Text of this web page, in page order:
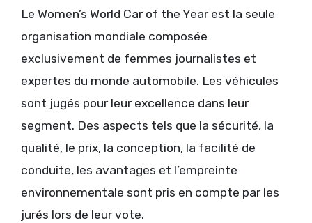
Le Women’s World Car of the Year est la seule
organisation mondiale composée
exclusivement de femmes journalistes et
expertes du monde automobile. Les véhicules
sont jugés pour leur excellence dans leur
segment. Des aspects tels que la sécurité, la
qualité, le prix, la conception, la facilité de
conduite, les avantages et l’empreinte
environnementale sont pris en compte par les
jurés lors de leur vote.